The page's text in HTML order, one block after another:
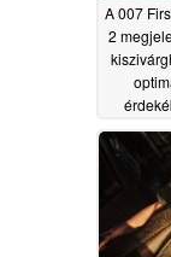
A 007
2
07/